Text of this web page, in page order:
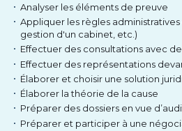
Analyser les éléments de preuve
Appliquer les règles
gestion d'un cabinet, etc.)
Effectuer des consultations avec
Effectuer des représentations
Élaborer et choisir une solution
Élaborer la théorie de la cause
Préparer des dossiers en vue
Préparer et participer à une